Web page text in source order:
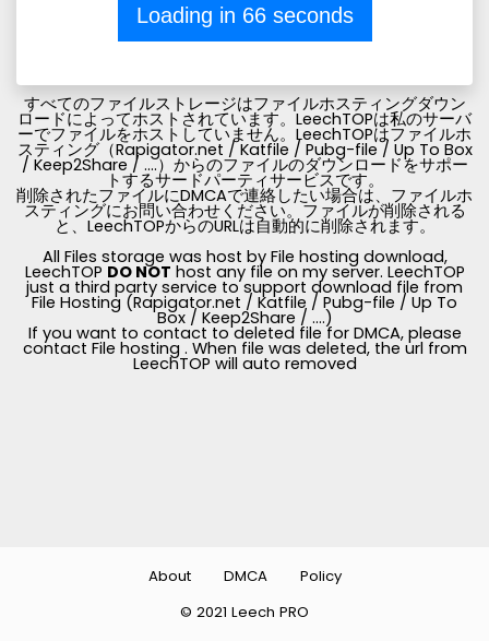
Loading in 66seconds
すべてのファイルストレージはファイルホスティングダウン
ロードによってホストされています。LeechTOPは私のサーバ
ーでファイルをホストしていません。LeechTOPはファイルホ
スティング（Rapigator.net / Katfile / Pubg-file / Up To Box
/ Keep2Share / ....）からのファイルのダウンロードをサポー
トするサードパーティサービスです。
削除されたファイルにDMCAで連絡したい場合は、ファイルホ
スティングにお問い合わせください。ファイルが削除される
と、LeechTOPからのURLは自動的に削除されます。
All Files storage was host by File hosting download,
LeechTOP DO NOT host any file on my server. LeechTOP
just a third party service to support download file from
File Hosting (Rapigator.net / Katfile / Pubg-file / Up To
Box / Keep2Share / ....)
If you want to contact to deleted file for DMCA, please
contact File hosting . When file was deleted, the url from
LeechTOP will auto removed
© 2021 Leech PRO
About DMCA Policy